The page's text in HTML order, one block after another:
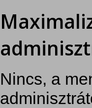
Nincs, a